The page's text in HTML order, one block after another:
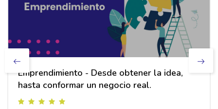
Emprendimiento - Desde obtener la idea,
hasta conformar un negocio real.